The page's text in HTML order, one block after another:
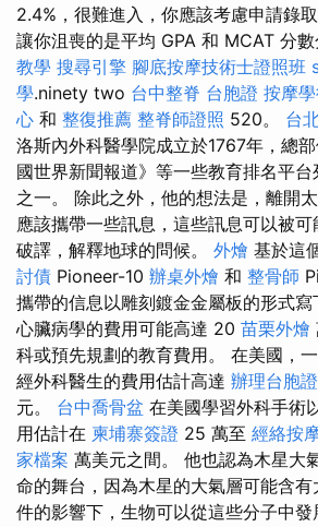
2.4%，很難進入，你應該考慮申請錄
讓你沮喪的是平均 GPA 和 MCAT 分
教學 搜尋引擎 腳底按摩技術士證照班
學.ninety two 台中整脊 台胞證 按摩
心 和 整復推薦 整脊師證照 520。 台
洛斯內外科醫學院成立於1767年，總
國世界新聞報道》等一些教育排名平
之一。 除此之外，他的想法是，離開
應該攜帶一些訊息，這些訊息可以被
破譯，解釋地球的問候。 外燴 基於這
討債 Pioneer-10 辦桌外燴 和 整骨師
攜帶的信息以雕刻鍍金金屬板的形式
心臟病學的費用可能高達 20 苗栗外燴
科或預先規劃的教育費用。 在美國，
經外科醫生的費用估計高達 辦理台胞證
元。 台中喬骨盆 在美國學習外科手術
用估計在 柬埔寨簽證 25 萬至 經絡按
家檔案 萬美元之間。 他也認為木星大
命的舞台，因為木星的大氣層可能含
件的影響下，生物可以從這些分子中